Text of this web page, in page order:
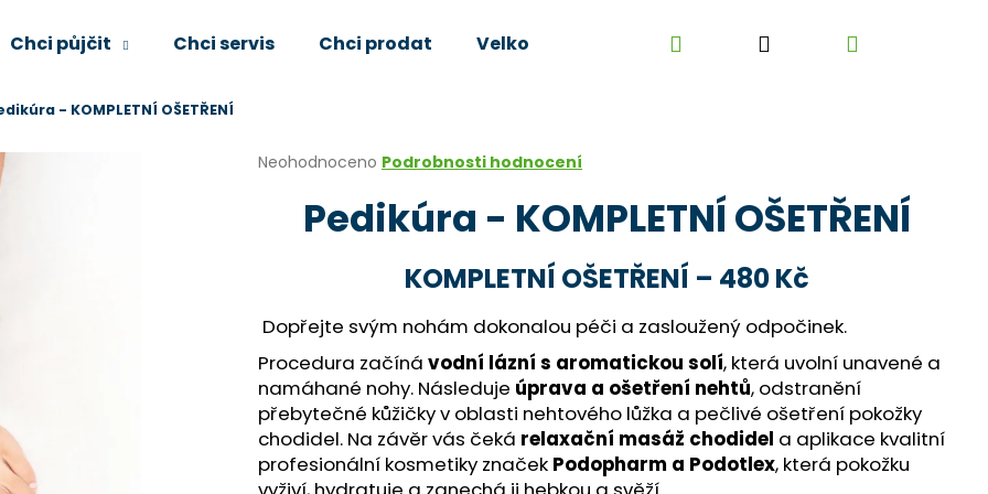
Chci půjčit Chci servis Chci prodat Velkoobchod Kontakt Kariéra
Přihlášení
- KOMPLETNÍ OŠETŘENÍ
Průměrné
produktu
Neohodnoceno Podrobnosti hodnocení
Pedikúra - KOMPLETNÍ OŠETŘENÍ
KOMPLETNÍ OŠETŘENÍ – 480 Kč
Dopřejte svým nohám dokonalou péči a zasloužený odpočinek.
Procedura začíná vodní lázní s aromatickou solí, která uvolní unavené a
namáhané nohy. Následuje úprava a ošetření nehtů, odstranění
přebytečné kůžičky v oblasti nehtového lůžka a pečlivé ošetření pokožky
chodidel. Na závěr vás čeká relaxační masáž chodidel a aplikace kvalitní
profesionální kosmetiky značek Podopharm a Podotlex, která pokožku
Co potřebujete najít?
HLEDAT